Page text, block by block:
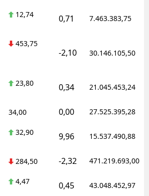
12,74 0,71 7.463.383,75
453,75
-2,10 30.146.105,50
23,80 0,34 21.045.453,24
34,00 0,00 27.525.395,28
32,90 9,96 15.537.490,88
284,50 -2,32 471.219.693,00
4,47 0,45 43.048.452,97